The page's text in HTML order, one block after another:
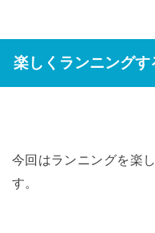
楽しくランニング
今回はランニングを楽
す。